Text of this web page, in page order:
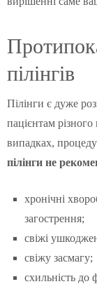
пілінгів
Пілінги є дуже
пацієнтам
випадках,
пілінги не
хронічні
загострення;
свіжі
свіжу засмагу;
схильність до